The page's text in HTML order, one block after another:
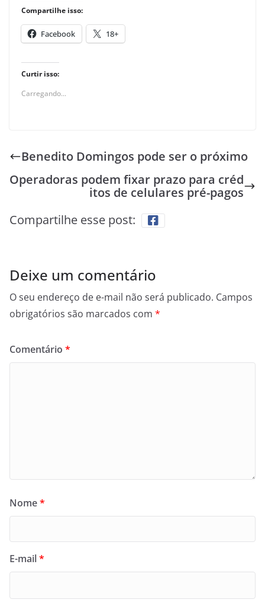
Compartilhe isso:
Facebook 18+
Curtir isso:
Carregando...
Benedito Domingos pode ser o próximo
Operadoras podem fixar prazo para créd
itos de celulares pré-pagos
Compartilhe esse post:
Deixe um comentário
O seu endereço de e-mail não será publicado. Campos
obrigatórios são marcados com *
Comentário *
Nome*
E-mail*